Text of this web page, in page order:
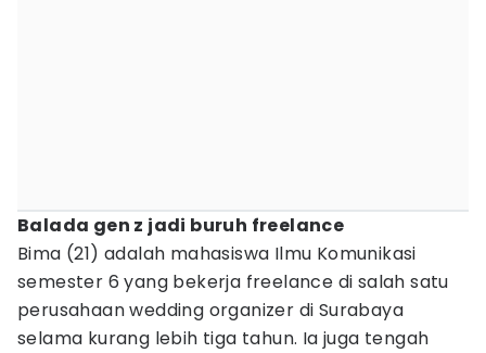
Balada gen z jadi buruh freelance
Bima (21) adalah mahasiswa Ilmu Komunikasi
semester 6 yang bekerja freelance di salah satu
perusahaan wedding organizer di Surabaya
selama kurang lebih tiga tahun. Ia juga tengah